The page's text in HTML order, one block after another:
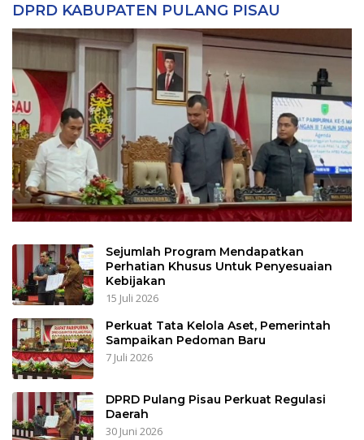
DPRD KABUPATEN PULANG PISAU
Sejumlah Program Mendapatkan
Perhatian Khusus Untuk Penyesuaian
Kebijakan
15 Juli 2026
Perkuat Tata Kelola Aset, Pemerintah
Sampaikan Pedoman Baru
7 Juli 2026
DPRD Pulang Pisau Perkuat Regulasi
Daerah
30 Juni 2026